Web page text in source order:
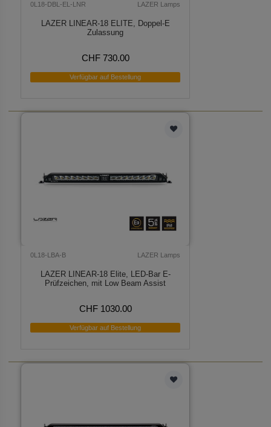
0L18-DBL-EL-LNR LAZER Lamps
LAZER LINEAR-18 ELITE, Doppel-E
Zulassung
CHF 730.00
Verfügbar auf Bestellung
0L18-LBA-B LAZER Lamps
LAZER LINEAR-18 Elite, LED-Bar E-
Prüfzeichen, mit Low Beam Assist
CHF 1030.00
Verfügbar auf Bestellung